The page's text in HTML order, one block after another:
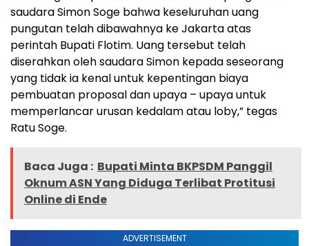
saudara Simon Soge bahwa keseluruhan uang
pungutan telah dibawahnya ke Jakarta atas
perintah Bupati Flotim. Uang tersebut telah
diserahkan oleh saudara Simon kepada seseorang
yang tidak ia kenal untuk kepentingan biaya
pembuatan proposal dan upaya – upaya untuk
memperlancar urusan kedalam atau loby,” tegas
Ratu Soge.
Baca Juga : Bupati Minta BKPSDM Panggil
Oknum ASN Yang Diduga Terlibat Protitusi
Online di Ende
ADVERTISEMENT